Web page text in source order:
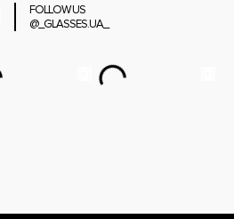
FOLLOW US
@_GLASSES.UA_